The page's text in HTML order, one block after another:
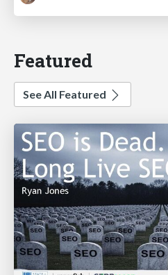
Featured
See All Featured